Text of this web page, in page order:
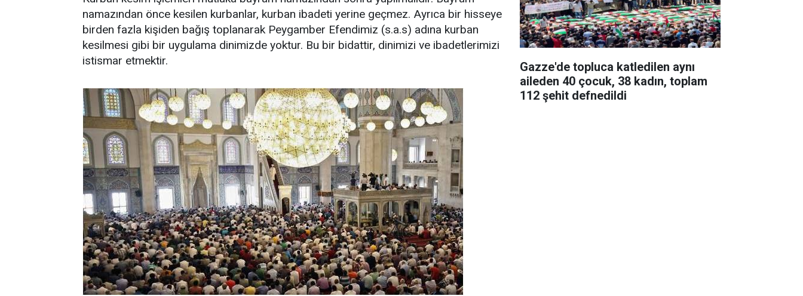
namazından önce kesilen kurbanlar, kurban ibadeti yerine geçmez. Ayrıca bir hisseye
birden fazla kişiden bağış toplanarak Peygamber Efendimiz (s.a.s) adına kurban
kesilmesi gibi bir uygulama dinimizde yoktur. Bu bir bidattir, dinimizi ve ibadetlerimizi
istismar etmektir.
Gazze'de topluca katledilen aynı
aileden 40 çocuk, 38 kadın, toplam
112 şehit defnedildi